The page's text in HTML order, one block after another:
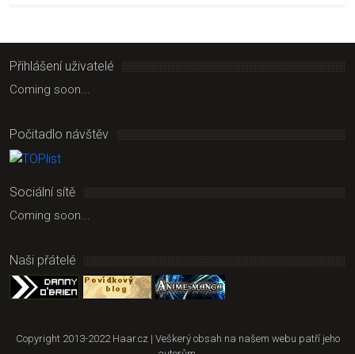
Přihlášení uživatelé
Coming soon...
Počitadlo návštěv
Sociální sítě
Coming soon...
Naši přátelé
Copyright 2013-2022 Haar.cz | Veškerý obsah na našem webu patří jeho